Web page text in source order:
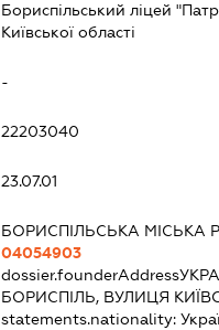
Бориспільський ліцей
Київської області
-
22203040
23.07.01
БОРИСПІЛЬСЬКА МІСЬКА
04054903
dossier.founderAddress
БОРИСПІЛЬ, ВУЛИЦЯ
statements.nationality: